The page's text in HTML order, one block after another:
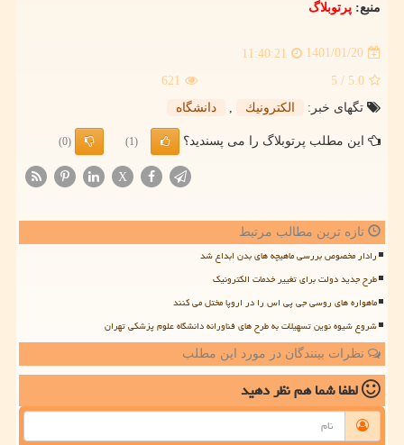
منبع: پرتوبلاگ
1401/01/20
11:40:21
5.0
/ 5
621
تگهای خبر:
الكترونیك دانشگاه
این مطلب پرتوبلاگ را می پسندید؟ (1)
(0)
X
تازه ترین مطالب مرتبط
رادار مخصوص بررسی ماهیچه های بدن ابداع شد
طرح جدید دولت برای تغییر خدمات الکترونیک
ماهواره های روسی جی پی اس را در اروپا مختل می کنند
شروع شیوه نوین تسهیلات به طرح های فناورانه دانشگاه علوم پزشکی تهران
نظرات بینندگان در مورد این مطلب
لطفا شما همنظر دهید